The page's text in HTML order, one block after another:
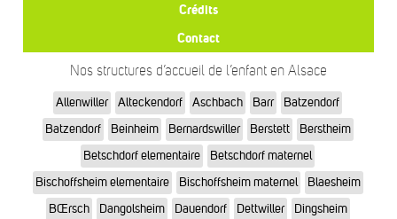
Crédits
Contact
Nos structures d’accueil de l’enfant en Alsace
Allenwiller Alteckendorf Aschbach Barr
Batzendorf
Batzendorf
Beinheim Bernardswiller Berstett
Berstheim
Betschdorf elementaire
Betschdorf maternel
Bischoffsheim elementaire
Bischoffsheim maternel
Blaesheim
BŒrsch
Dangolsheim Dauendorf Dettwiller
Dingsheim